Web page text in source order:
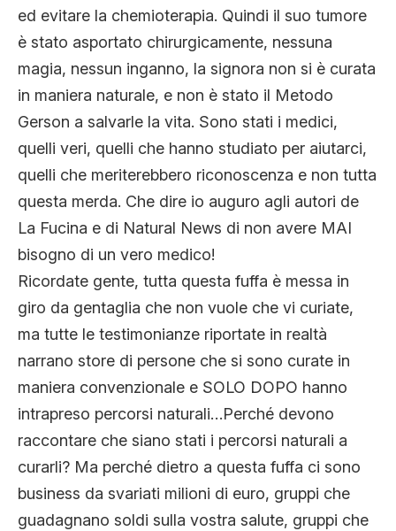
ed evitare la chemioterapia. Quindi il suo tumore
è stato asportato chirurgicamente, nessuna
magia, nessun inganno, la signora non si è curata
in maniera naturale, e non è stato il Metodo
Gerson a salvarle la vita. Sono stati i medici,
quelli veri, quelli che hanno studiato per aiutarci,
quelli che meriterebbero riconoscenza e non tutta
questa merda. Che dire io auguro agli autori de
La Fucina e di Natural News di non avere MAI
bisogno di un vero medico!
Ricordate gente, tutta questa fuffa è messa in
giro da gentaglia che non vuole che vi curiate,
ma tutte le testimonianze riportate in realtà
narrano store di persone che si sono curate in
maniera convenzionale e SOLO DOPO hanno
intrapreso percorsi naturali…Perché devono
raccontare che siano stati i percorsi naturali a
curarli? Ma perché dietro a questa fuffa ci sono
business da svariati milioni di euro, gruppi che
guadagnano soldi sulla vostra salute, gruppi che